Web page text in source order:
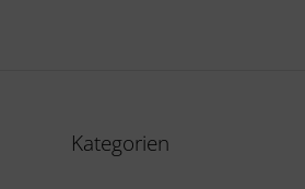
Kategorien